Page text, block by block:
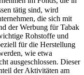
tätig sind, wird
die sich mit
der Werbung für Tabak
Rohstoffe und
für die Herstellung
wie etwa
ausgeschlossen. Dieser
der Aktivitäten am